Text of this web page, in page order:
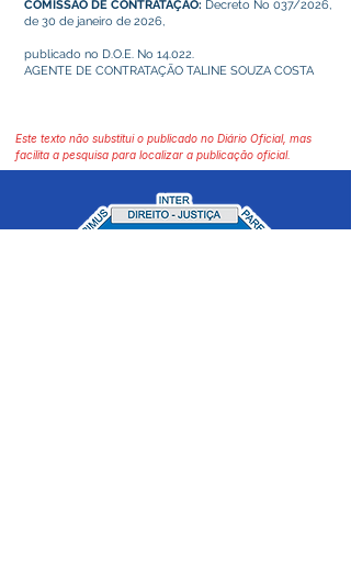
COMISSÃO DE CONTRATAÇÃO: Decreto No 037/2026,
de 30 de janeiro de 2026,
publicado no D.O.E. No 14.022.
AGENTE DE CONTRATAÇÃO TALINE SOUZA COSTA
Este texto não substitui o publicado no Diário Oficial, mas
facilita a pesquisa para localizar a publicação oficial.